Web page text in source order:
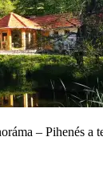
– Pihenés a